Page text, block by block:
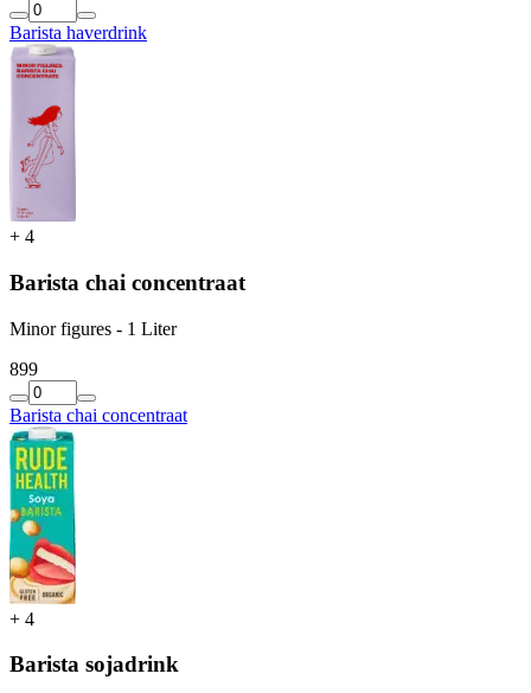
Barista haverdrink
+ 4
Barista chai concentraat
Minor figures - 1 Liter
899
Barista chai concentraat
+ 4
Barista sojadrink